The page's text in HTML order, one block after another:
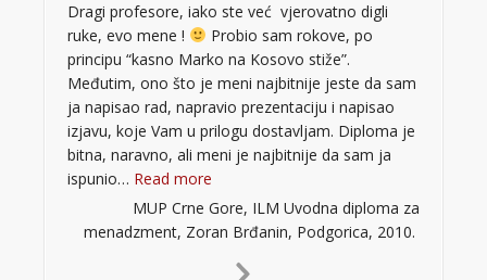
Dragi profesore, iako ste već vjerovatno digli
ruke, evo mene !
Probio sam rokove, po
principu “kasno Marko na Kosovo stiže”.
Međutim, ono što je meni najbitnije jeste da sam
ja napisao rad, napravio prezentaciju i napisao
izjavu, koje Vam u prilogu dostavljam. Diploma je
bitna, naravno, ali meni je najbitnije da sam ja
ispunio… Read more
MUP Crne Gore, ILM Uvodna diploma za
menadzment, Zoran Brđanin, Podgorica, 2010.